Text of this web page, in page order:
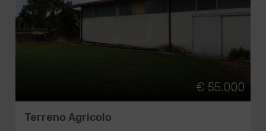
€ 55.000
Terreno Agricolo